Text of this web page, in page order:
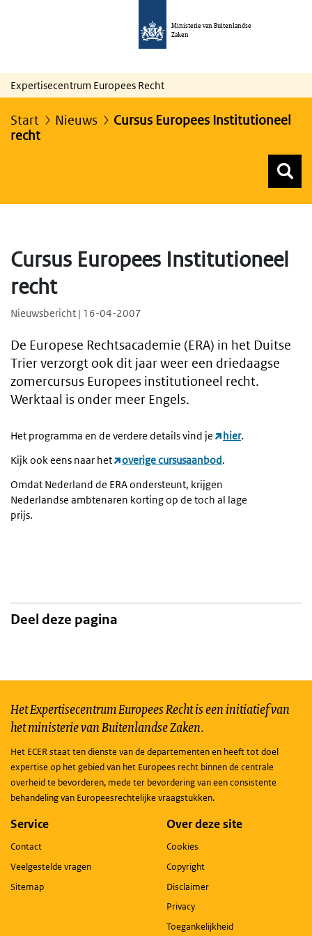
Ministerie van Buitenlandse
Zaken
Expertisecentrum Europees Recht
Start Nieuws
Cursus Europees Institutioneel
recht
Cursus Europees Institutioneel
recht
Nieuwsbericht | 16-04-2007
De Europese Rechtsacademie (ERA) in het Duitse
Trier verzorgt ook dit jaar weer een driedaagse
zomercursus Europees institutioneel recht.
Werktaal is onder meer Engels.
Het programma en de verdere details vind je hier.
Kijk ook eens naar het
overige cursusaanbod.
Omdat Nederland de ERA ondersteunt, krijgen
Nederlandse ambtenaren korting op de toch al lage
prijs.
Deel deze pagina
Het Expertisecentrum Europees Recht is een initiatief van
het ministerie van Buitenlandse Zaken.
Het ECER staat ten dienste van de departementen en heeft tot doel
expertise op het gebied van het Europees recht binnen de centrale
overheid te bevorderen, mede ter bevordering van een consistente
behandeling van Europeesrechtelijke vraagstukken.
Service
Contact
Veelgestelde vragen
Sitemap
Over deze site
Cookies
Copyright
Disclaimer
Privacy
Toegankelijkheid